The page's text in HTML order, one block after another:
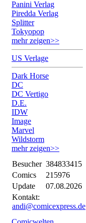
Panini Verlag
Piredda Verlag
Splitter
Tokyopop
mehr zeigen>>
US Verlage
Dark Horse
DC
DC Vertigo
D.E.
IDW
Image
Marvel
Wildstorm
mehr zeigen>>
Besucher 384833415
Comics
215976
Update
07.08.2026
Kontakt:
andi@comicexpress.de